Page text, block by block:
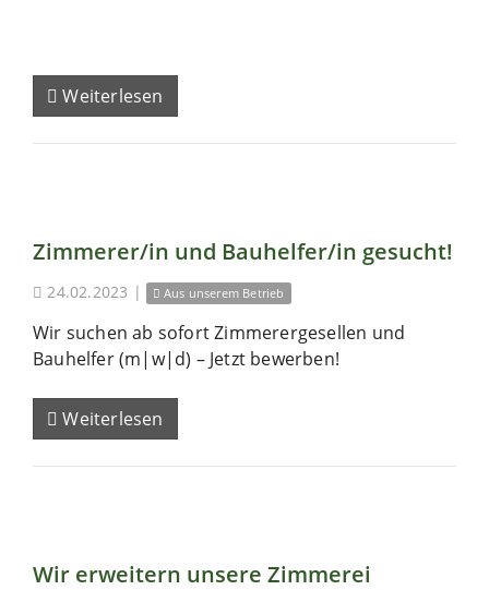
Weiterlesen
Zimmerer/in und Bauhelfer/in gesucht!
24.02.2023 | Aus unserem Betrieb
Wir suchen ab sofort Zimmerergesellen und
Bauhelfer (m|w|d) – Jetzt bewerben!
Weiterlesen
Wir erweitern unsere Zimmerei